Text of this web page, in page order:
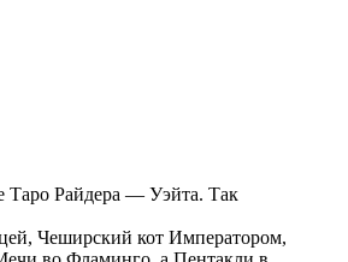
Таро Райдера — Уэйта. Так
Чеширский кот Императором,